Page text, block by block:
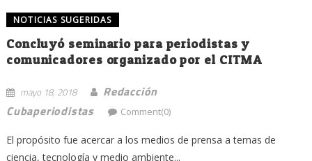
NOTICIAS SUGERIDAS
Concluyó seminario para periodistas y
comunicadores organizado por el CITMA
mayo 18, 2018
Redacción
Cubaperiodistas
Comment(0)
El propósito fue acercar a los medios de prensa a temas de
ciencia, tecnología y medio ambiente...